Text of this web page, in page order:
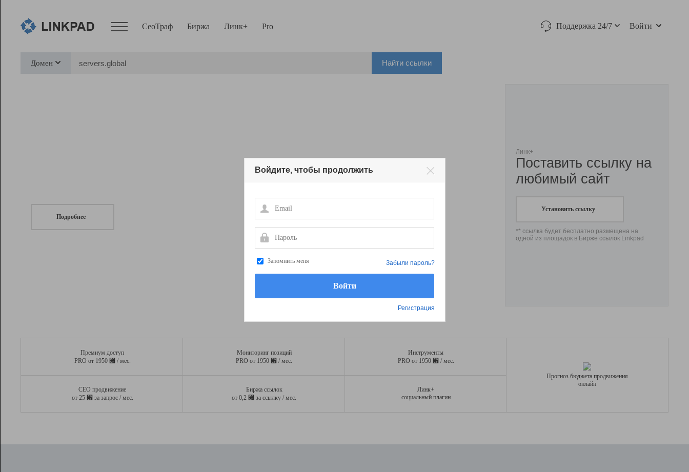
СеоТраф Биржа Линк+ Pro Поддержка 24/7 Войти
Домен Найти ссылки
Подробнее
Линк+
Поставить ссылку на
любимый сайт
Установить ссылку
** ссылка будет бесплатно размещена на
одной из площадок в Бирже ссылок Linkpad
Премиум доступ
PRO от 1950 ⃏ / мес.
Мониторинг позиций
PRO от 1950 ⃏ / мес.
Инструменты
PRO от 1950 ⃏ / мес.
СЕО продвижение
от 25 ⃏ за запрос / мес.
Биржа ссылок
от 0,2 ⃏ за ссылку / мес.
Линк+
социальный плагин
Прогноз бюджета продвижения
онлайн
Войдите, чтобы продолжить
Email
Пароль
Запомнить меня
Регистрация
Забыли пароль?